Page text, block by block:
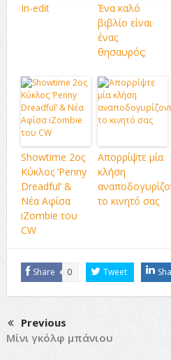
In-edit
Ένα καλό
βιβλίο είναι
ένας
θησαυρός;
Showtime 2ος
Κύκλος ‘Penny
Dreadful’ &
Νέα Αφίσα
iZombie του
CW
Απορρίψτε μία
κλήση
το κινητό σας
Share 0 Tweet
Previous
Μίνι γκόλφ μπάνιου